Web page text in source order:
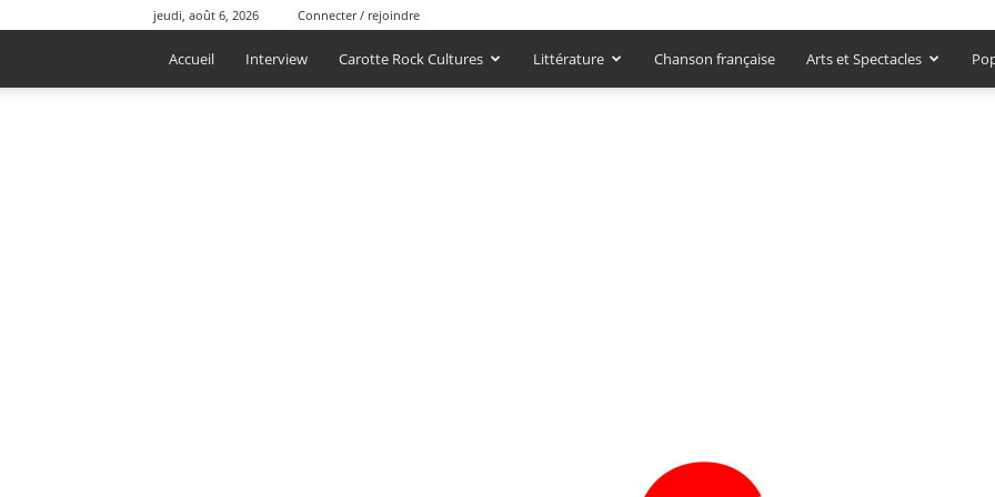
jeudi, août 6, 2026 Connecter / rejoindre
Accueil Interview Carotte Rock Cultures Littérature Chanson française Arts et Spectacles